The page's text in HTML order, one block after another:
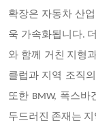
확장은 자동차 산
욱 가속화됩니다.
와 함께 거친 지형
클럽과 지역 조직
또한 BMW, 폭스바
두드러진 존재는